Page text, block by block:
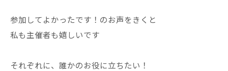
参加してよかったです！のお声をきくと
私も主催者も嬉しいです
それぞれに、誰かのお役に立ちたい！